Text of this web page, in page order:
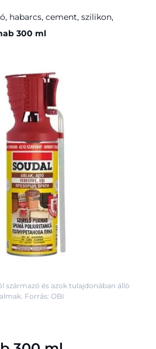
habarcs, cement, szilikon,
300 ml
származó és azok tulajdonában álló
Forrás: OBI